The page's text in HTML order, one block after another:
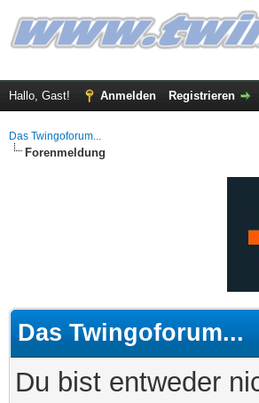
Hallo, Gast! Anmelden Registrieren
Das Twingoforum...
Forenmeldung
Das Twingoforum...
Du bist entweder